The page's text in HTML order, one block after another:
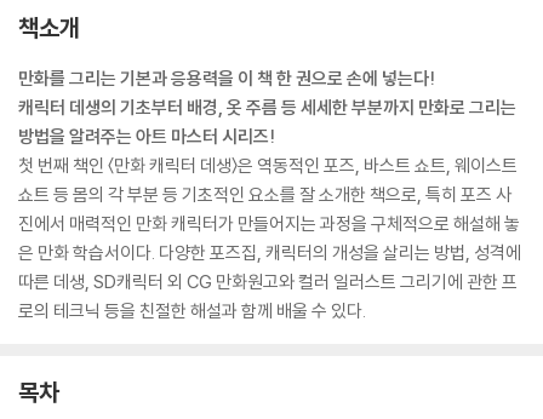
책소개
만화를 그리는 기본과 응용력을 이 책 한 권으로 손에 넣는다!
캐릭터 데생의 기초부터 배경, 옷 주름 등 세세한 부분까지 만화로 그리는
방법을 알려주는 아트 마스터 시리즈!
첫 번째 책인 〈만화 캐릭터 데생〉은 역동적인 포즈, 바스트 쇼트, 웨이스트
쇼트 등 몸의 각 부분 등 기초적인 요소를 잘 소개한 책으로, 특히 포즈 사
진에서 매력적인 만화 캐릭터가 만들어지는 과정을 구체적으로 해설해 놓
은 만화 학습서이다. 다양한 포즈집, 캐릭터의 개성을 살리는 방법, 성격에
따른 데생, SD캐릭터 외 CG 만화원고와 컬러 일러스트 그리기에 관한 프
로의 테크닉 등을 친절한 해설과 함께 배울 수 있다.
목차